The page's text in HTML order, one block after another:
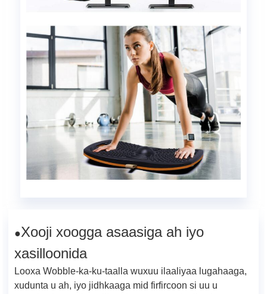
●Xooji xoogga asaasiga ah iyo
xasilloonida
Looxa Wobble-ka-ku-taalla wuxuu ilaaliyaa lugahaaga,
xudunta u ah, iyo jidhkaaga mid firfircoon si uu u